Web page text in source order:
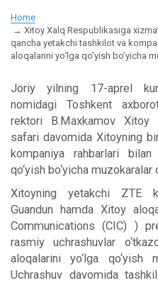
Home
Xitoy Xalq Respublikasiga
qancha yetakchi tashkilot va
aloqalarini yo‘lga qo’yish bo’yicha
Joriy yilning 17-aprel
nomidagi Toshkent
rektori B.Maxkamov Xitoy
safari davomida Xitoyning
kompaniya rahbarlari
qo‘yish bo‘yicha muzokaralar
Xitoyning yetakchi ZTE
Guandun hamda Xitoy
Communications (CIC) )
rasmiy uchrashuvlar
aloqalarini yo‘lga qo‘yish
Uchrashuv davomida